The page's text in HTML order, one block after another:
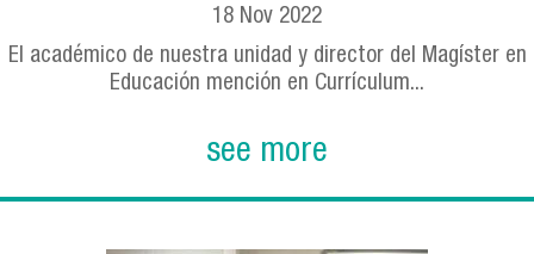
18 Nov 2022
El académico de nuestra unidad y director del Magíster en
Educación mención en Currículum...
see more